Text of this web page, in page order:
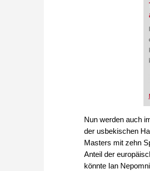
Nun werden auch
der usbekischen
Masters mit zehn
Anteil der
könnte Ian